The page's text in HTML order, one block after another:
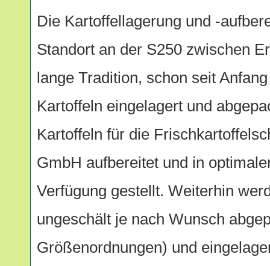
Die Kartoffellagerung und -
Standort an der S250 zwischen
lange Tradition, schon seit
Kartoffeln eingelagert und
Kartoffeln für die
GmbH aufbereitet und in
Verfügung gestellt. Weiterhin
ungeschält je nach Wunsch
Größenordnungen) und